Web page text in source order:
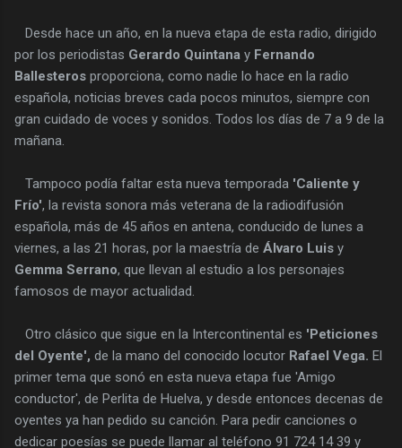
Desde hace un año, en la nueva etapa de esta radio, dirigido
por los periodistas Gerardo Quintana y Fernando
Ballesteros proporciona, como nadie lo hace en la radio
española, noticias breves cada pocos minutos, siempre con
gran cuidado de voces y sonidos. Todos los días de 7 a 9 de la
mañana.
Tampoco podía faltar esta nueva temporada 'Caliente y
Frío', la revista sonora más veterana de la radiodifusión
española, más de 45 años en antena, conducido de lunes a
viernes, a las 21 horas, por la maestría de Álvaro Luis y
Gemma Serrano, que llevan al estudio a los personajes
famosos de mayor actualidad.
Otro clásico que sigue en la Intercontinental es 'Peticiones
del Oyente', de la mano del conocido locutor Rafael Vega. El
primer tema que sonó en esta nueva etapa fue 'Amigo
conductor', de Perlita de Huelva, y desde entonces decenas de
oyentes ya han pedido su canción. Para pedir canciones o
dedicar poesías se puede llamar al teléfono 91 724 14 39 y